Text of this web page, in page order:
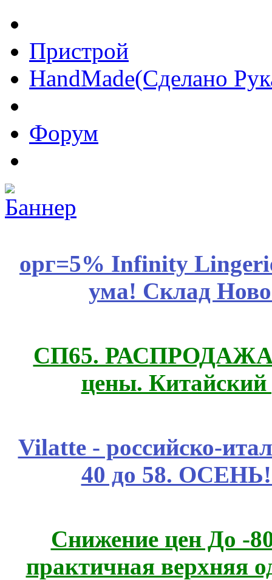
Пристрой
HandMade(Сделано
Форум
орг=5% Infinity
ума! Склад
СП65. РАСПРОДАЖА!
цены.
Vilatte - российско-
40 до 58.
Снижение цен До -
практичная верхняя